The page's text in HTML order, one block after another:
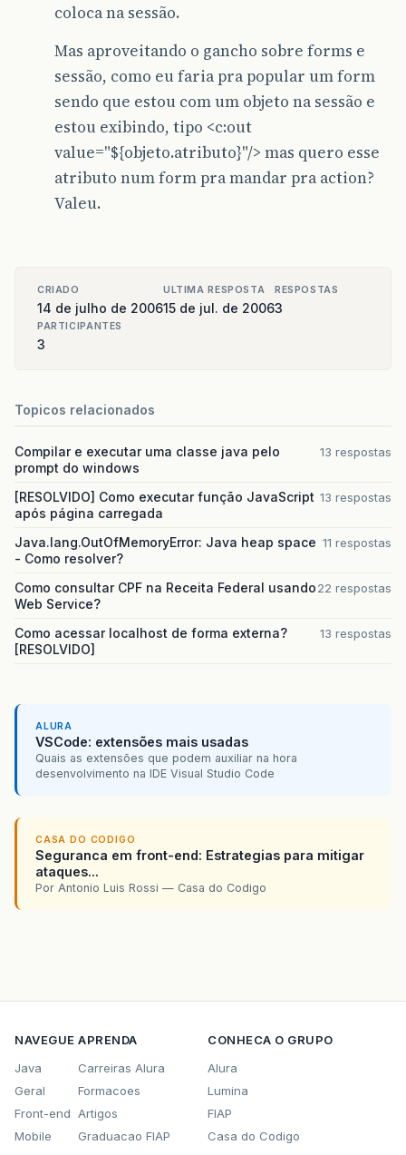
coloca na sessão.
Mas aproveitando o gancho sobre forms e
sessão, como eu faria pra popular um form
sendo que estou com um objeto na sessão e
estou exibindo, tipo <c:out
value="${objeto.atributo}"/> mas quero esse
atributo num form pra mandar pra action?
Valeu.
CRIADO
14 de julho de 2006
ULTIMA RESPOSTA
15 de jul. de 2006
RESPOSTAS
3
PARTICIPANTES
3
Topicos relacionados
Compilar e executar uma classe java pelo
prompt do windows
13 respostas
[RESOLVIDO] Como executar função JavaScript
após página carregada
13 respostas
Java.lang.OutOfMemoryError: Java heap space
- Como resolver?
11 respostas
Como consultar CPF na Receita Federal usando
Web Service?
22 respostas
Como acessar localhost de forma externa?
[RESOLVIDO]
13 respostas
ALURA
VSCode: extensões mais usadas
Quais as extensões que podem auxiliar na hora
desenvolvimento na IDE Visual Studio Code
CASA DO CODIGO
Seguranca em front-end: Estrategias para mitigar
ataques...
Por Antonio Luis Rossi — Casa do Codigo
NAVEGUE
Java
Geral
Front-end
Mobile
APRENDA
Carreiras Alura
Formacoes
Artigos
Graduacao FIAP
CONHECA O GRUPO
Alura
Lumina
FIAP
Casa do Codigo